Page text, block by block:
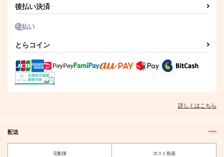
作品詳細
後払い決済
とらコイン
詳しくはこちら
配送
宅配便 ポスト投函